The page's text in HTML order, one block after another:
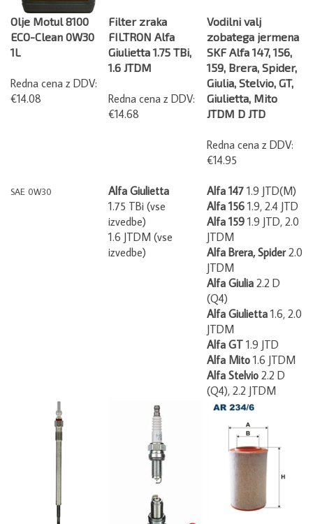
Olje Motul 8100
ECO-Clean 0W30
1L
Redna cena z DDV:
€14.08
Filter zraka
FILTRON Alfa
Giulietta 1.75 TBi,
1.6 JTDM
Redna cena z DDV:
€14.68
Vodilni valj
zobatega jermena
SKF Alfa 147, 156,
159, Brera, Spider,
Giulia, Stelvio, GT,
Giulietta, Mito
JTDM D JTD
Redna cena z DDV:
€14.95
Alfa Giulietta
1.75 TBi (vse
izvedbe)
1.6 JTDM (vse
izvedbe)
Alfa 147 1.9 JTD(M)
Alfa 156 1.9, 2.4 JTD
Alfa 159 1.9 JTD, 2.0
JTDM
Alfa Brera, Spider
2.0
JTDM
Alfa Giulia 2.2 D
(Q4)
Alfa Giulietta 1.6, 2.0
JTDM
Alfa GT 1.9 JTD
Alfa Mito 1.6 JTDM
Alfa Stelvio 2.2 D
(Q4), 2.2 JTDM